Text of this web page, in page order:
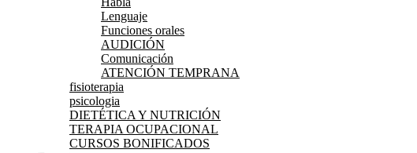
Lenguaje
Funciones orales
AUDICIÓN
Comunicación
ATENCIÓN TEMPRANA
fisioterapia
psicologia
DIETÉTICA Y NUTRICIÓN
TERAPIA OCUPACIONAL
CURSOS BONIFICADOS